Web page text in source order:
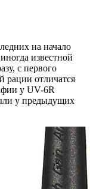
на начало
известной
с первого
рации отличатся
у UV-6R
у предыдущих